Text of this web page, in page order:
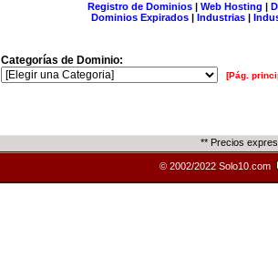
Registro de Dominios| Web Hosting |
Dominios Expirados | Industrias |
Categorías de Dominio:
[Pág.
** Precios
© 2002/2022 Solo10.com